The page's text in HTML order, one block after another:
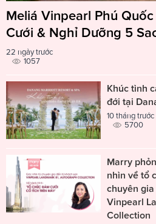
Meliá Vinpearl Phú
Cưới & Nghỉ Dưỡng 5
22 ngày trước
1057
Khúc tình
đới tại
10 tháng trước
5700
Marry
nhìn về tổ
chuyên
Vinpearl
Collection